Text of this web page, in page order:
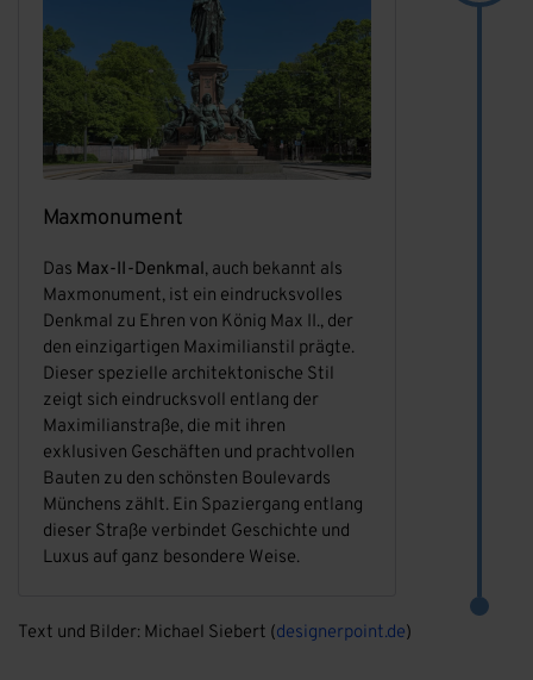
Maxmonument
Das Max-II-Denkmal, auch bekannt als
Maxmonument, ist ein eindrucksvolles
Denkmal zu Ehren von König Max II., der
den einzigartigen Maximilianstil prägte.
Dieser spezielle architektonische Stil
zeigt sich eindrucksvoll entlang der
Maximilianstraße, die mit ihren
exklusiven Geschäften und prachtvollen
Bauten zu den schönsten Boulevards
Münchens zählt. Ein Spaziergang entlang
dieser Straße verbindet Geschichte und
Luxus auf ganz besondere Weise.
Text und Bilder: Michael Siebert (designerpoint.de)